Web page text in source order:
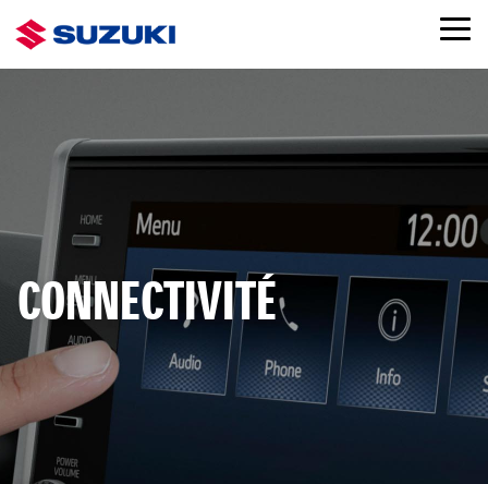
CONNECTIVITÉ